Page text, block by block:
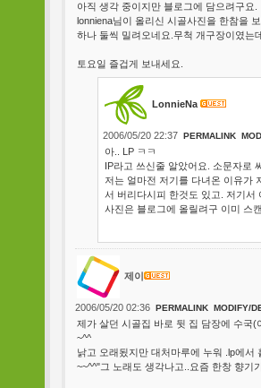
아직 생각 중이지만 블로그에 담으려구요.
lonniena님이 올리신 시골사진을 한참을
하나 둘씩 밀려오네요.무척 개구장이였는
토요일 즐겁게 보내세요.
LonnieNa
2006/05/20 22:37 PERMALINK
아.. LP ㅋㅋ
IP라고 쓰신줄 알았어요. 소문자로
저는 얼마전 저기를 다녀온 이유가
서 버리다시피 한것도 있고. 저기서
사진은 블로그에 올릴려구 이미 스
제이
2006/05/20 02:36 PERMALINK MODIFY/
제가 살던 시골집 바로 뒷 집 담장에 수국
~^^
낡고 오래됬지만 대처마루에 누워 .lp에서
~~^^"그 노래도 생각나고..요즘 한창 향기